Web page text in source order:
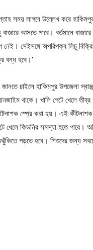
লাগবে উল্লেখ করে হাকিমপুর
আসতে পারে। বর্তমানে
নেই। সেইসঙ্গে অপরিপক্ব লিচু
বন্ধ হবে।’
চাইলে হাকিমপুর উপজেলা
থাকে। খালি পেটে খেলে
স্প্রে করা হয়। এই কীটনাশক
খেলে কিডনির সমস্যা হতে পারে।
পড়তে হবে। শিশুদের জন্য